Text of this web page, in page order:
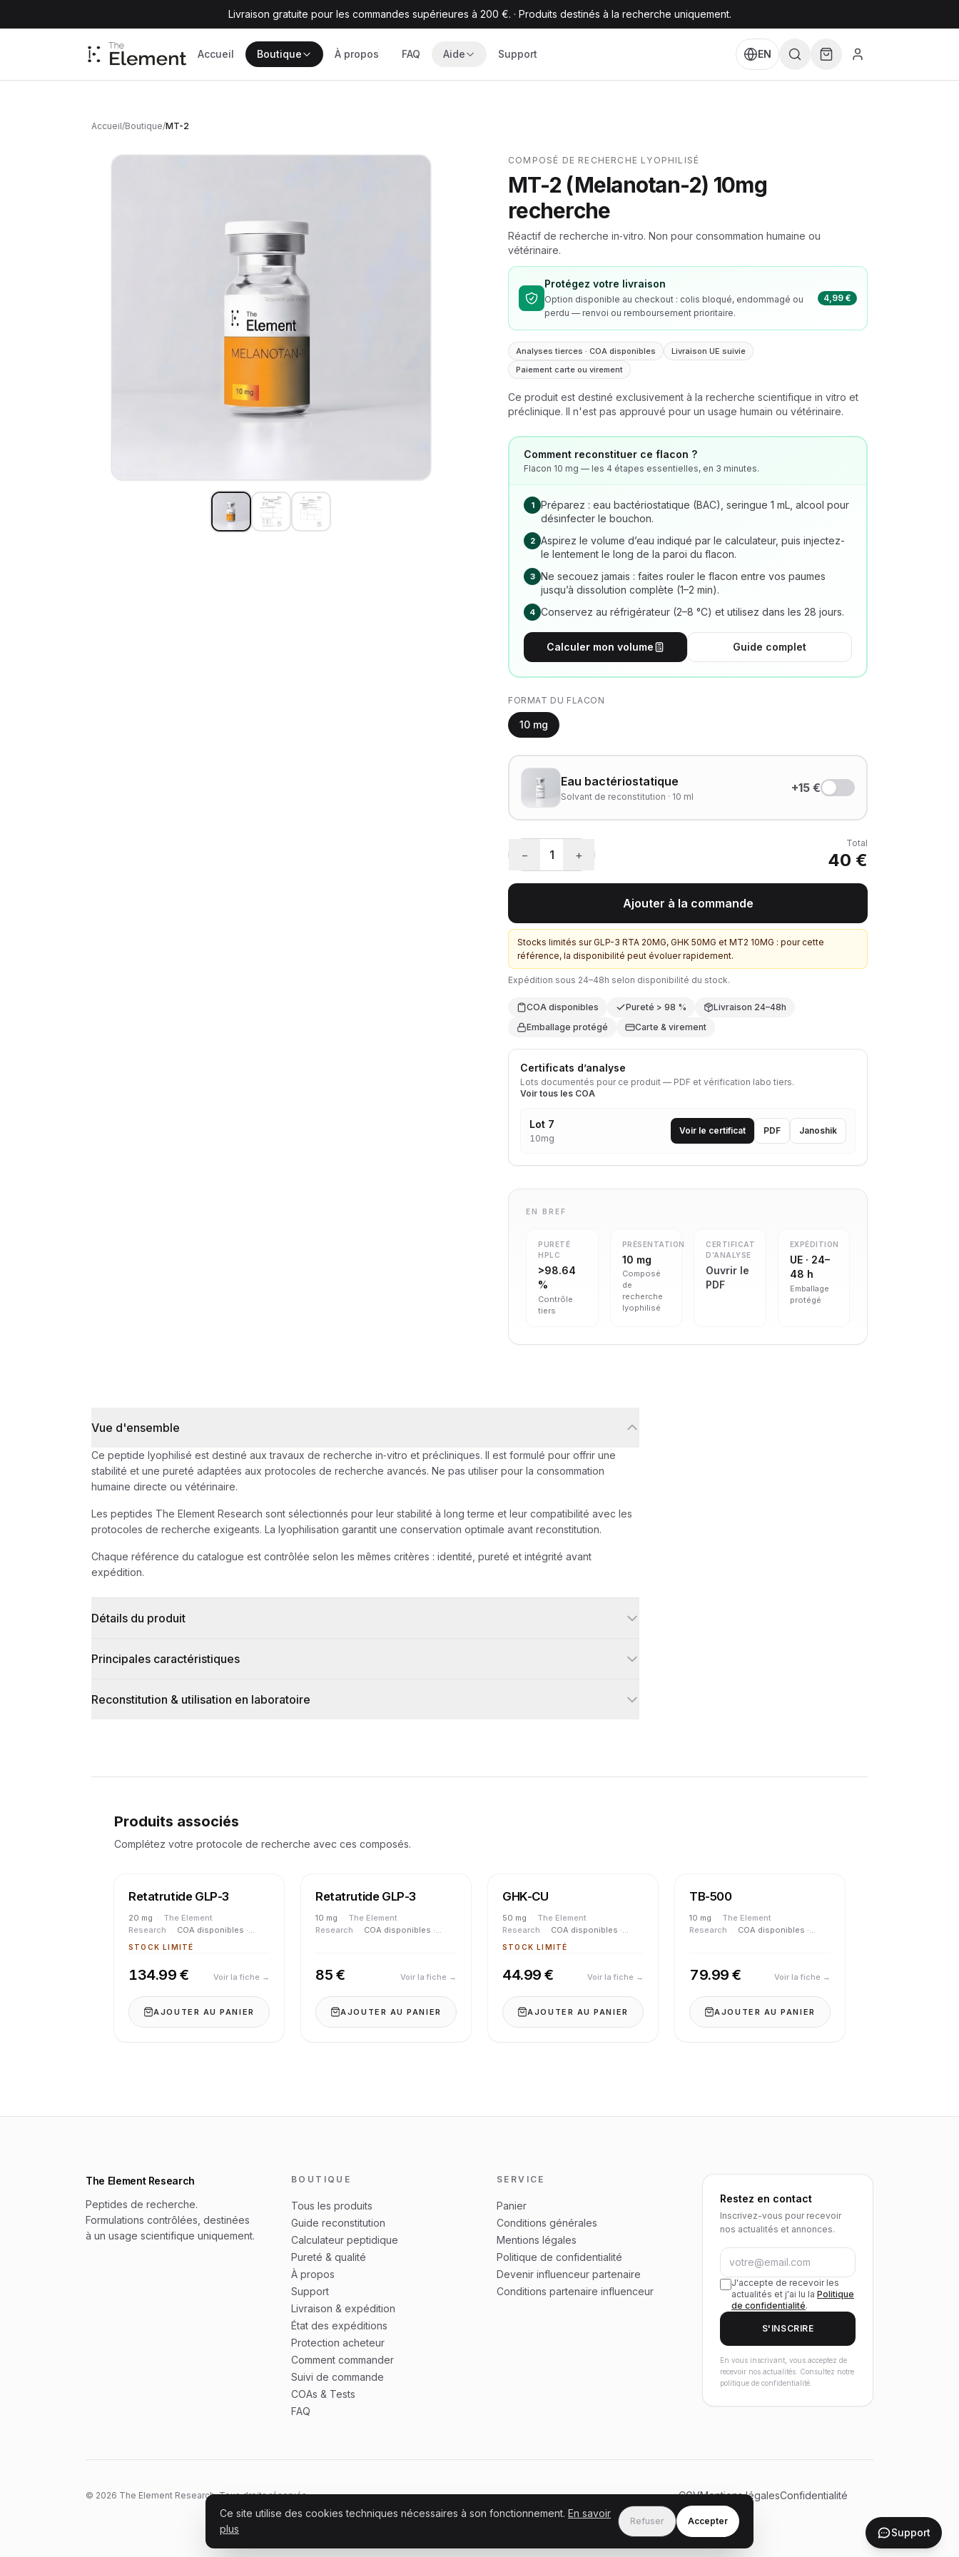
Livraison gratuite pour les commandes supérieures à 200 €. · Produits destinés à la recherche uniquement.
Accueil Boutique À propos FAQ Aide Support EN
Accueil/Boutique/MT-2
COMPOSÉ DE RECHERCHE LYOPHILISÉ
MT-2 (Melanotan-2) 10mg
recherche
Réactif de recherche in‑vitro. Non pour consommation humaine ou
vétérinaire.
Protégez votre livraison
Option disponible au checkout : colis bloqué, endommagé ou
perdu — renvoi ou remboursement prioritaire.
4,99 €
Analyses tierces · COA disponibles
Livraison UE suivie
Paiement carte ou virement
Ce produit est destiné exclusivement à la recherche scientifique in vitro et
préclinique. Il n'est pas approuvé pour un usage humain ou vétérinaire.
Comment reconstituer ce flacon ?
Flacon 10 mg — les 4 étapes essentielles, en 3 minutes.
1
Préparez : eau bactériostatique (BAC), seringue 1 mL, alcool pour
désinfecter le bouchon.
2
Aspirez le volume d’eau indiqué par le calculateur, puis injectez-
le lentement le long de la paroi du flacon.
3
Ne secouez jamais : faites rouler le flacon entre vos paumes
jusqu’à dissolution complète (1–2 min).
4 Conservez au réfrigérateur (2–8 °C) et utilisez dans les 28 jours.
Calculer mon volume Guide complet
FORMAT DU FLACON
10 mg
Eau bactériostatique
Solvant de reconstitution · 10 ml
+15 €
− 1 +
Total
40 €
Ajouter à la commande
Stocks limités sur GLP-3 RTA 20MG, GHK 50MG et MT2 10MG : pour cette
référence, la disponibilité peut évoluer rapidement.
Expédition sous 24–48h selon disponibilité du stock.
COA disponibles Pureté > 98 %
Livraison 24–48h
Emballage protégé
Carte & virement
Certificats d’analyse
Lots documentés pour ce produit — PDF et vérification labo tiers.
Voir tous les COA
Lot 7
10mg
Voir le certificat PDF Janoshik
EN BREF
PURETÉ
HPLC
>98.64
%
Contrôle
tiers
PRÉSENTATION
10 mg
Composé
de
recherche
lyophilisé
CERTIFICAT
D’ANALYSE
Ouvrir le
PDF
EXPÉDITION
UE · 24–
48 h
Emballage
protégé
Vue d'ensemble
Ce peptide lyophilisé est destiné aux travaux de recherche in‑vitro et précliniques. Il est formulé pour offrir une
stabilité et une pureté adaptées aux protocoles de recherche avancés. Ne pas utiliser pour la consommation
humaine directe ou vétérinaire.
Les peptides The Element Research sont sélectionnés pour leur stabilité à long terme et leur compatibilité avec les
protocoles de recherche exigeants. La lyophilisation garantit une conservation optimale avant reconstitution.
Chaque référence du catalogue est contrôlée selon les mêmes critères : identité, pureté et intégrité avant
expédition.
Détails du produit
Principales caractéristiques
Reconstitution & utilisation en laboratoire
Produits associés
Complétez votre protocole de recherche avec ces composés.
Retatrutide GLP-3
20 mg · The Element
Research · COA disponibles ·
Pureté > 98 %
STOCK LIMITÉ
134.99 € Voir la fiche →
AJOUTER AU PANIER
Retatrutide GLP-3
10 mg · The Element
Research · COA disponibles ·
85 € Voir la fiche →
AJOUTER AU PANIER
GHK-CU
50 mg · The Element
Research · COA disponibles ·
Pureté > 98 %
STOCK LIMITÉ
44.99 € Voir la fiche →
AJOUTER AU PANIER
TB-500
10 mg · The Element
Research · COA disponibles ·
79.99 € Voir la fiche →
AJOUTER AU PANIER
The Element Research
Peptides de recherche.
Formulations contrôlées, destinées
à un usage scientifique uniquement.
BOUTIQUE
Tous les produits
Guide reconstitution
Calculateur peptidique
Pureté & qualité
À propos
Support
Livraison & expédition
État des expéditions
Protection acheteur
Comment commander
Suivi de commande
COAs & Tests
FAQ
SERVICE
Panier
Conditions générales
Mentions légales
Politique de confidentialité
Devenir influenceur partenaire
Conditions partenaire influenceur
Restez en contact
Inscrivez-vous pour recevoir
nos actualités et annonces.
J'accepte de recevoir les
actualités et j'ai lu la Politique
de confidentialité.
S'INSCRIRE
En vous inscrivant, vous acceptez de
recevoir nos actualités. Consultez notre
politique de confidentialité.
© 2026 The Element Research. Tous droits réservés. CGVMentions légalesConfidentialité
Ce site utilise des cookies techniques nécessaires à son fonctionnement. En savoir
plus
Refuser Accepter
Support